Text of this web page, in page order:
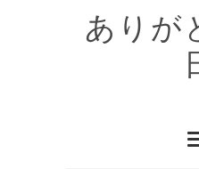
ありが